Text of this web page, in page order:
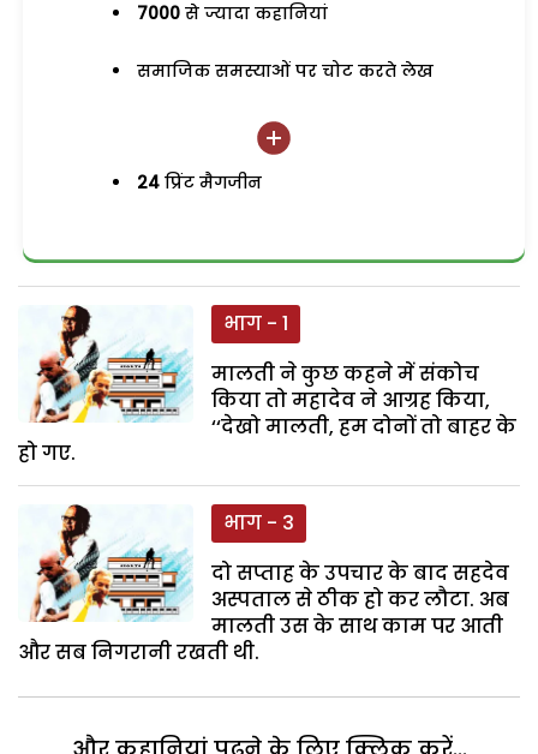
7000 से ज्यादा कहानियां
समाजिक समस्याओं पर चोट करते लेख
24 प्रिंट मैगजीन
भाग - 1
मालती ने कुछ कहने में संकोच
किया तो महादेव ने आग्रह किया,
‘‘देखो मालती, हम दोनों तो बाहर के
हो गए.
भाग - 3
दो सप्ताह के उपचार के बाद सहदेव
अस्पताल से ठीक हो कर लौटा. अब
मालती उस के साथ काम पर आती
और सब निगरानी रखती थी.